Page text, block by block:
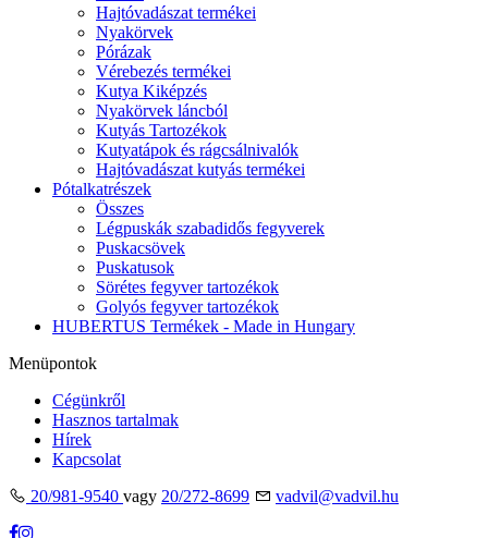
Hajtóvadászat termékei
Nyakörvek
Pórázak
Vérebezés termékei
Kutya Kiképzés
Nyakörvek láncból
Kutyás Tartozékok
Kutyatápok és rágcsálnivalók
Hajtóvadászat kutyás termékei
Pótalkatrészek
Összes
Légpuskák szabadidős fegyverek
Puskacsövek
Puskatusok
Sörétes fegyver tartozékok
Golyós fegyver tartozékok
HUBERTUS Termékek - Made in Hungary
Menüpontok
Cégünkről
Hasznos tartalmak
Hírek
Kapcsolat
20/981-9540 vagy 20/272-8699 vadvil@vadvil.hu